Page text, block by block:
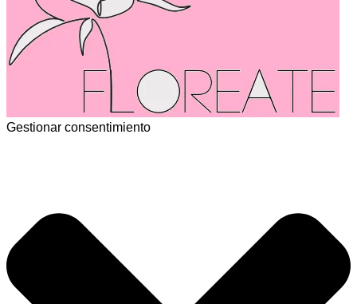
Gestionar consentimiento